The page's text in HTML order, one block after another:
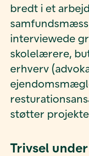
bredt i et
interviewede
skolelærere,
erhverv
støtter
Trivsel